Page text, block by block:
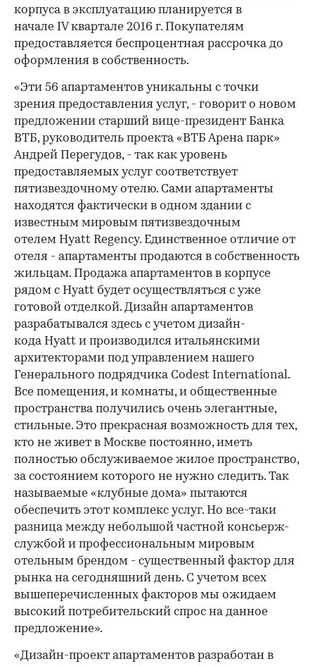
корпуса в эксплуатацию планируется в
начале IV квартале 2016 г. Покупателям
предоставляется беспроцентная рассрочка до
оформления в собственность.
«Эти 56 апартаментов уникальны с точки
зрения предоставления услуг, - говорит о новом
предложении старший вице-президент Банка
ВТБ, руководитель проекта «ВТБ Арена парк»
Андрей Перегудов, - так как уровень
предоставляемых услуг соответствует
пятизвездочному отелю. Сами апартаменты
находятся фактически в одном здании с
известным мировым пятизвездочным
отелем Hyatt Regency. Единственное отличие от
отеля - апартаменты продаются в собственность
жильцам. Продажа апартаментов в корпусе
рядом с Hyatt будет осуществляться с уже
готовой отделкой. Дизайн апартаментов
разрабатывался здесь с учетом дизайн-
кода Hyatt и производился итальянскими
архитекторами под управлением нашего
Генерального подрядчика Codest International.
Все помещения, и комнаты, и общественные
пространства получились очень элегантные,
стильные. Это прекрасная возможность для тех,
кто не живет в Москве постоянно, иметь
полностью обслуживаемое жилое пространство,
за состоянием которого не нужно следить. Так
называемые «клубные дома» пытаются
обеспечить этот комплекс услуг. Но все-таки
разница между небольшой частной консьерж-
службой и профессиональным мировым
отельным брендом - существенный фактор для
рынка на сегодняшний день. С учетом всех
вышеперечисленных факторов мы ожидаем
высокий потребительский спрос на данное
предложение».
«Дизайн-проект апартаментов разработан в